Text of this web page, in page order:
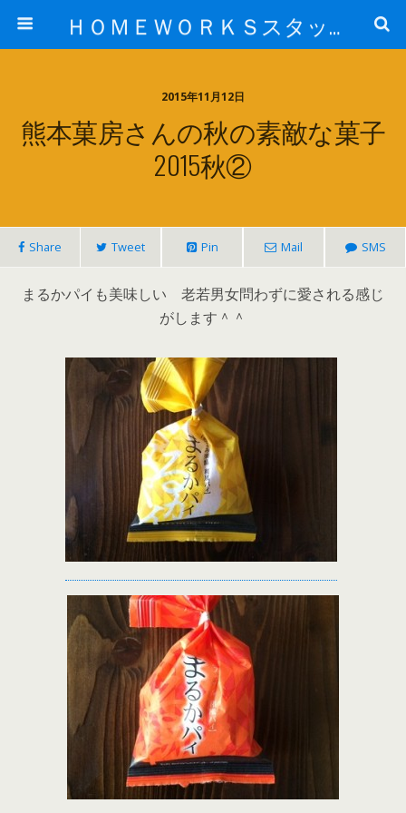
ＨＯＭＥＷＯＲＫＳスタッフ日記ブログ
2015年11月12日
熊本菓房さんの秋の素敵な菓子
2015秋②
Share Tweet Pin Mail SMS
まるかパイも美味しい 老若男女問わずに愛される感じ
がします＾＾